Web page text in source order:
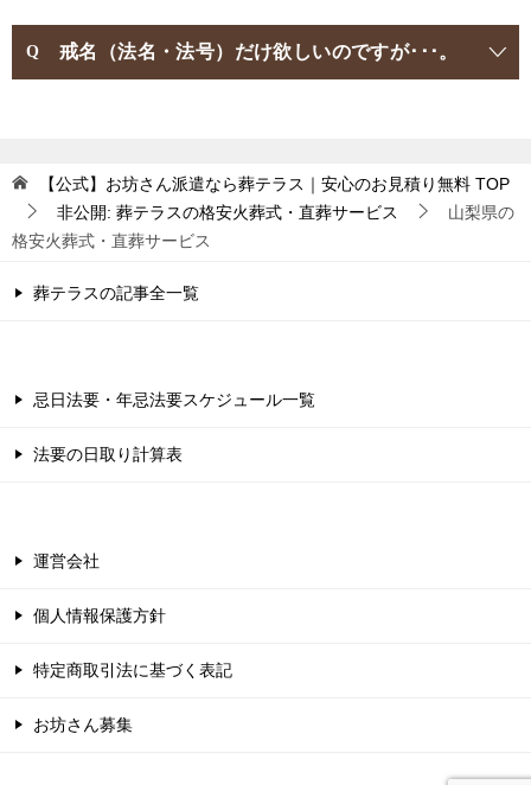
戒名（法名・法号）だけ欲しいのですが･･･。
【公式】お坊さん派遣なら葬テラス｜安心のお見積り無料 TOP
非公開: 葬テラスの格安火葬式・直葬サービス
山梨県の
格安火葬式・直葬サービス
葬テラスの記事全一覧
忌日法要・年忌法要スケジュール一覧
法要の日取り計算表
運営会社
個人情報保護方針
特定商取引法に基づく表記
お坊さん募集